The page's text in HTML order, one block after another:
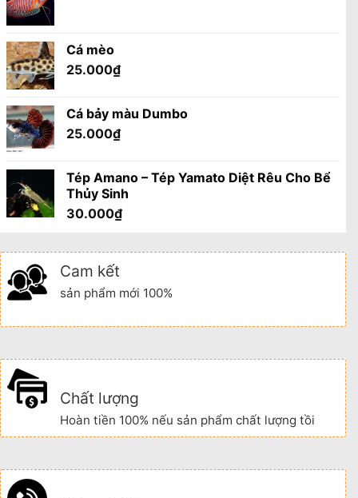
Cá mèo
25.000₫
Cá bảy màu Dumbo
25.000₫
Tép Amano – Tép Yamato Diệt Rêu Cho Bể
Thủy Sinh
30.000₫
Cam kết
sản phẩm mới 100%
Chất lượng
Hoàn tiền 100% nếu sản phẩm chất lượng tồi